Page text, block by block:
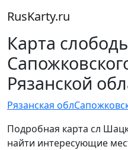
RusKarty.ru
Карта
Рязанской
Рязанская обл
Подробная карта сл
найти интересующие